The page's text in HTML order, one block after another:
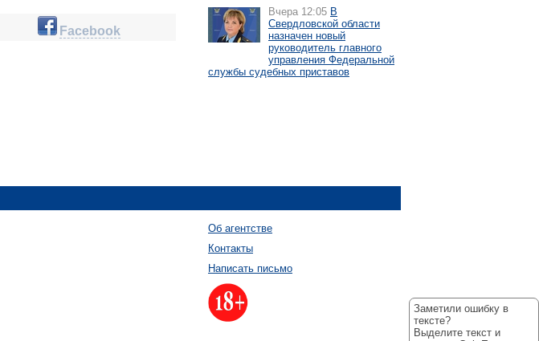
Facebook
Вчера 12:05 В
Свердловской области
назначен новый
руководитель главного
управления Федеральной
службы судебных приставов
Об агентстве
Контакты
Написать письмо
Заметили ошибку в
тексте?
Выделите текст и